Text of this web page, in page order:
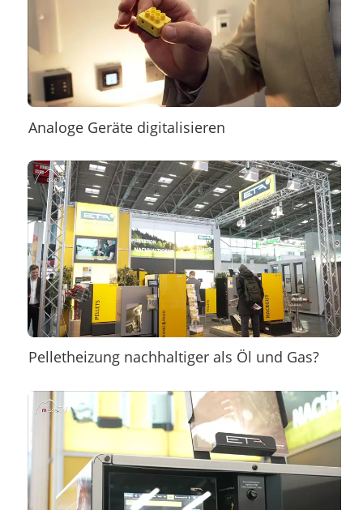
Analoge Geräte digitalisieren
Pelletheizung nachhaltiger als Öl und Gas?